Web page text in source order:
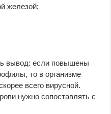
железой;
вывод: если повышены
то в организме
всего вирусной.
нужно сопоставлять с